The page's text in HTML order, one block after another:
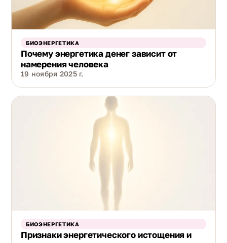
БИОЭНЕРГЕТИКА
Почему энергетика денег зависит от
намерения человека
19 ноября 2025 г.
БИОЭНЕРГЕТИКА
Признаки энергетического истощения и